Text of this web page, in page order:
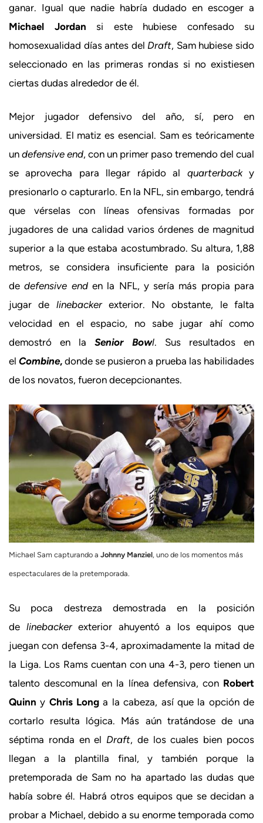
ganar. Igual que nadie habría dudado en escoger a
Michael Jordan si este hubiese confesado su
homosexualidad días antes del Draft, Sam hubiese sido
seleccionado en las primeras rondas si no existiesen
ciertas dudas alrededor de él.
Mejor jugador defensivo del año, sí, pero en
universidad. El matiz es esencial. Sam es teóricamente
un defensive end, con un primer paso tremendo del cual
se aprovecha para llegar rápido al quarterbacky
presionarlo o capturarlo. En la NFL, sin embargo, tendrá
que vérselas con líneas ofensivas formadas por
jugadores de una calidad varios órdenes de magnitud
superior a la que estaba acostumbrado. Su altura, 1,88
metros, se considera insuficiente para la posición
dedefensive end en la NFL, y sería más propia para
jugar de linebackerexterior. No obstante, le falta
velocidad en el espacio, no sabe jugar ahí como
demostró en laSenior Bowl. Sus resultados en
el Combine, donde se pusieron a prueba las habilidades
de los novatos, fueron decepcionantes.
Michael Sam capturando a Johnny Manziel, uno de los momentos más
espectaculares de la pretemporada.
Su poca destreza demostrada en la posición
de linebackerexterior ahuyentó a los equipos que
juegan con defensa 3-4, aproximadamente la mitad de
la Liga. Los Rams cuentan con una 4-3, pero tienen un
talento descomunal en la línea defensiva, con Robert
Quinn y Chris Long a la cabeza, así que la opción de
cortarlo resulta lógica. Más aún tratándose de una
séptima ronda en el Draft, de los cuales bien pocos
llegan a la plantilla final, y también porque la
pretemporada de Sam no ha apartado las dudas que
había sobre él. Habrá otros equipos que se decidan a
probar a Michael, debido a su enorme temporada como